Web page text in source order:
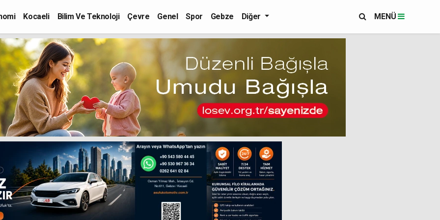
Kocaeli Bilim Ve Teknoloji Çevre Genel Spor Gebze Diğer MENÜ